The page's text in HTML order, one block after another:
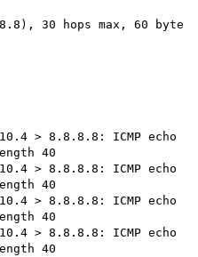
30 hops max, 60 byte
> 8.8.8.8: ICMP echo
40
> 8.8.8.8: ICMP echo
40
> 8.8.8.8: ICMP echo
40
> 8.8.8.8: ICMP echo
40